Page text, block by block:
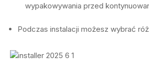
wypakowywania przed
Podczas instalacji możesz wybrać